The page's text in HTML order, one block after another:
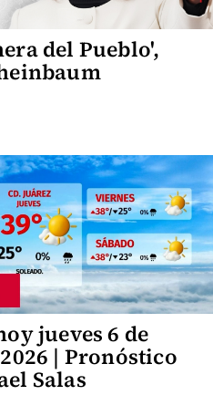
del Pueblo',
jueves 6 de
| Pronóstico
Salas